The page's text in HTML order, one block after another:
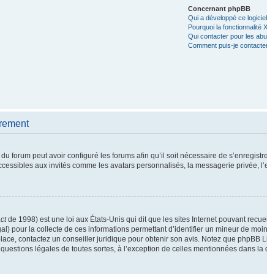
Concernant phpBB
Qui a développé ce
Pourquoi la fonctionnalité
Qui contacter pour les
Comment puis-je
forum peut avoir configuré les forums afin qu’il soit nécessaire de
aux invités comme les avatars personnalisés, la messagerie privée,
de 1998) est une loi aux États-Unis qui dit que les sites Internet pouvant
pour la collecte de ces informations permettant d’identifier un mineur de
contactez un conseiller juridique pour obtenir son avis. Notez que
légales de toutes sortes, à l’exception de celles mentionnées dans